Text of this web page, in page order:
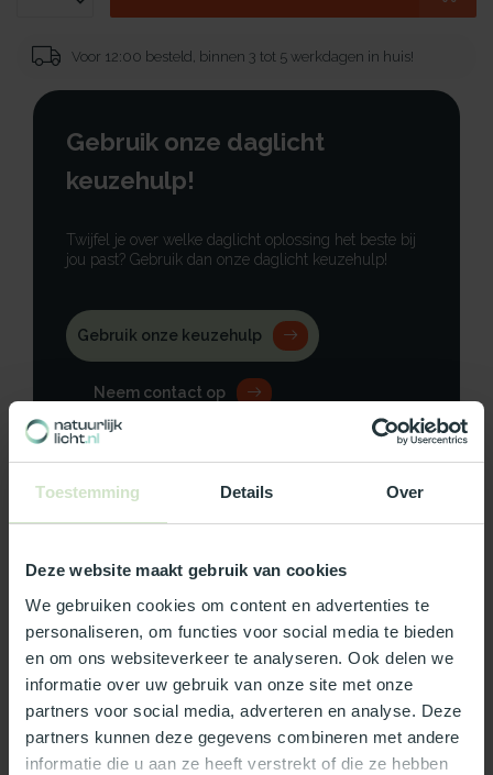
Toestemming Details Over
Deze website maakt gebruik van cookies
We gebruiken cookies om content en advertenties te
personaliseren, om functies voor social media te bieden
en om ons websiteverkeer te analyseren. Ook delen we
informatie over uw gebruik van onze site met onze
partners voor social media, adverteren en analyse. Deze
partners kunnen deze gegevens combineren met andere
informatie die u aan ze heeft verstrekt of die ze hebben
Voor 12:00 besteld, binnen 3 tot 5 werkdagen in huis!
Gebruik onze daglicht
keuzehulp!
Twijfel je over welke daglicht oplossing het beste bij
jou past? Gebruik dan onze daglicht keuzehulp!
Gebruik onze keuzehulp
Neem contact op
Productomschrijving
Reviews
Wat ons écht bijzonder maakt:
Officieel Skylux dealer!